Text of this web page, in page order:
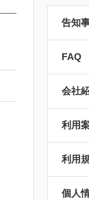
告知
FAQ
会社
利用
利用
個人